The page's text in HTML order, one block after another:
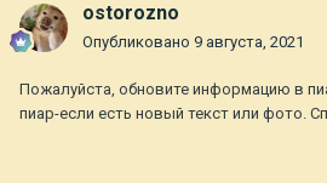
ostorozno
Опубликовано 9 августа, 2021
Пожалуйста, обновите информацию в
пиар-если есть новый текст или фото.